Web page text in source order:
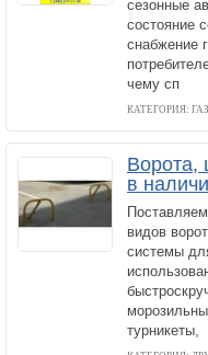
сезонные
состояние
снабжение
чему сп
КАТЕГОРИЯ:
Ворота,
в
видов
системы
турникеты,